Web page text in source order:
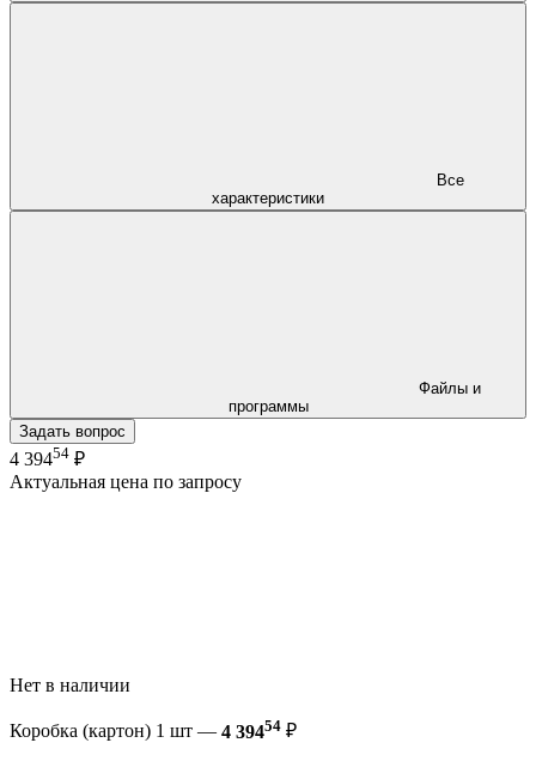
характеристики
программы
Задать вопрос
4 39454 ₽
Актуальная цена по запросу
Нет в наличии
Коробка (картон) 1 шт — 4 39454 ₽